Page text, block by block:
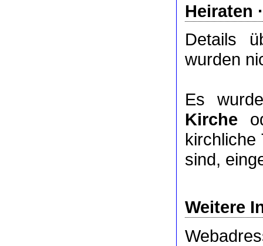
Heiraten
Details
wurden
Es
Kirche
kirchliche
sind,
Weitere